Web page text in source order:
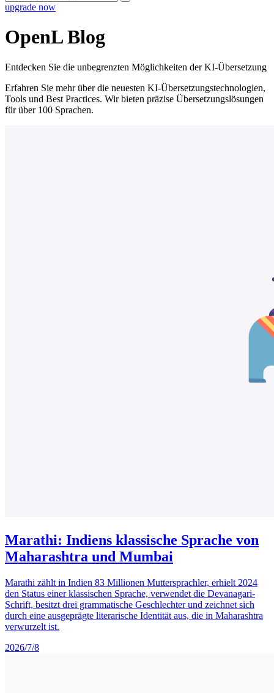
upgrade now
OpenL Blog
Entdecken Sie die unbegrenzten Möglichkeiten der KI-Übersetzung
Erfahren Sie mehr über die neuesten KI-Übersetzungstechnologien,
Tools und Best Practices. Wir bieten präzise Übersetzungslösungen
für über 100 Sprachen.
Marathi: Indiens klassische Sprache von
Maharashtra und Mumbai
Marathi zählt in Indien 83 Millionen Muttersprachler, erhielt 2024
den Status einer klassischen Sprache, verwendet die Devanagari-
Schrift, besitzt drei grammatische Geschlechter und zeichnet sich
durch eine ausgeprägte literarische Identität aus, die in Maharashtra
verwurzelt ist.
2026/7/8